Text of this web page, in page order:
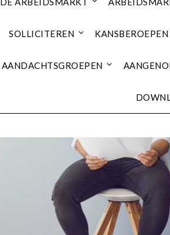
SOLLICITEREN
AANDACHTSGROEPEN